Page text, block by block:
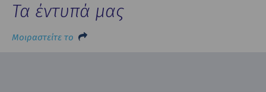
Τα έντυπά μας
Μοιραστείτε το